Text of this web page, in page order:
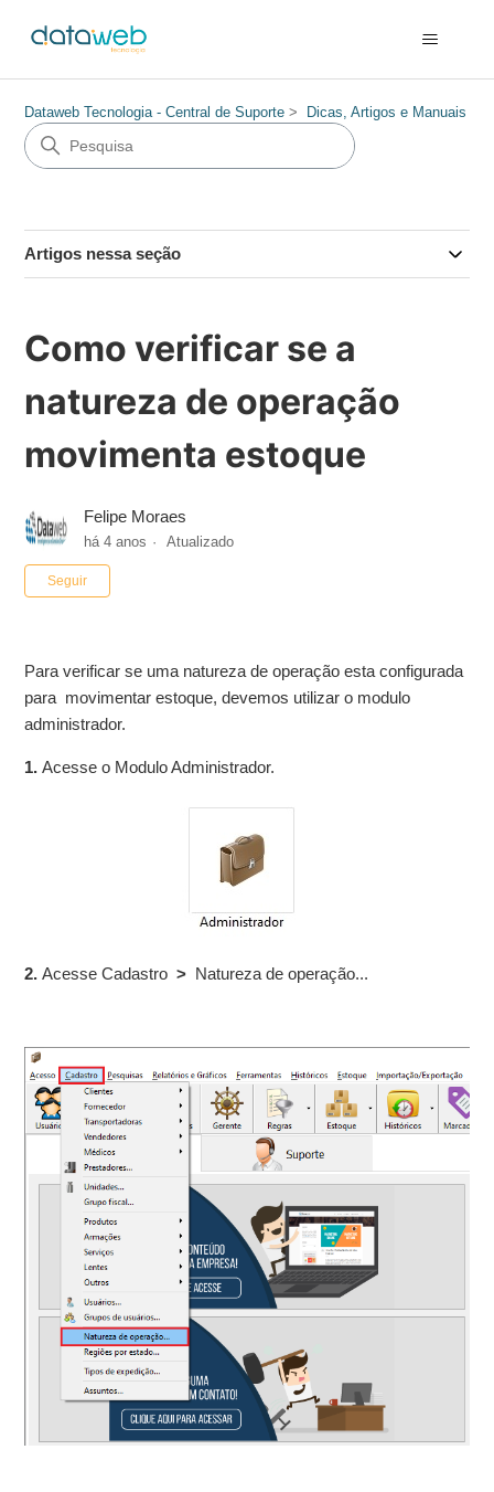
Dataweb Tecnologia - Central de Suporte Dicas, Artigos e Manuais
Artigos nessa seção
Como verificar se a
natureza de operação
movimenta estoque
Felipe Moraes
há 4 anos Atualizado
Seguir
Para verificar se uma natureza de operação esta configurada
para movimentar estoque, devemos utilizar o modulo
administrador.
1.Acesse o Modulo Administrador.
2.Acesse Cadastro> Natureza de operação...